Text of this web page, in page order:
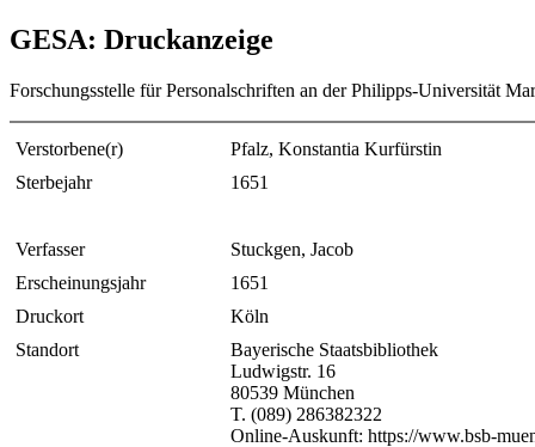
GESA: Druckanzeige
Forschungsstelle für Personalschriften an der Philipps-Universität
Verstorbene(r)
Pfalz, Konstantia Kurfürstin
Sterbejahr
1651
Verfasser
Stuckgen, Jacob
Erscheinungsjahr
1651
Druckort
Köln
Standort
Bayerische Staatsbibliothek
Ludwigstr. 16
80539 München
T. (089) 286382322
Online-Auskunft: https://www.bsb-